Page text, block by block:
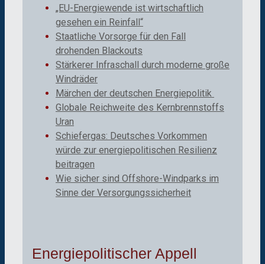
„EU-Energiewende ist wirtschaftlich
gesehen ein Reinfall“
Staatliche Vorsorge für den Fall
drohenden Blackouts
Stärkerer Infraschall durch moderne große
Windräder
Märchen der deutschen Energiepolitik
Globale Reichweite des Kernbrennstoffs
Uran
Schiefergas: Deutsches Vorkommen
würde zur energiepolitischen Resilienz
beitragen
Wie sicher sind Offshore-Windparks im
Sinne der Versorgungssicherheit
Energiepolitischer Appell